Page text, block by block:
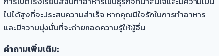
ไปได้สูงที่จะประสบความสำเร็จ หากคุณมีใจรักในการทำอาหาร
และมีความมุ่งมั่นที่จะถ่ายทอดความรู้ให้ผู้อื่น
คำถามเพิ่มเติม: